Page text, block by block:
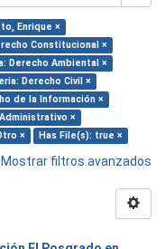
Enrique ×
Constitucional ×
Derecho Ambiental ×
Derecho Civil ×
de la Información ×
×
× Has File(s): true ×
Mostrar filtros avanzados